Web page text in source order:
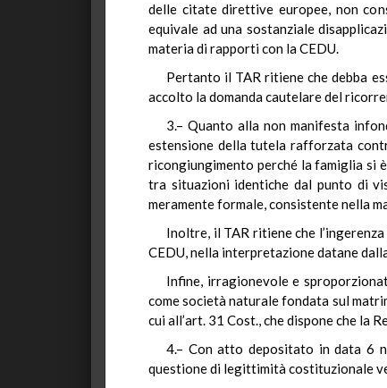
delle citate direttive europee, non
equivale ad una sostanziale
materia di rapporti con la CEDU.
Pertanto il TAR ritiene che debba
accolto la domanda cautelare del
3.– Quanto alla non manifesta
estensione della tutela rafforzata
ricongiungimento perché la famiglia si
tra situazioni identiche dal punto di
meramente formale, consistente nella
Inoltre, il TAR ritiene che
CEDU, nella interpretazione datane
Infine, irragionevole e
come società naturale fondata sul
cui all’art. 31 Cost., che dispone che la
4.– Con atto depositato in data 6
questione di legittimità costituzionale